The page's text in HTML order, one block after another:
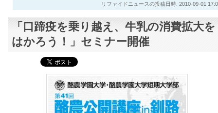
リファイドニュースの投稿日時: 2010-09-01
「口蹄疫を乗り越え、牛乳の消費拡大を
はかろう！」セミナー開催